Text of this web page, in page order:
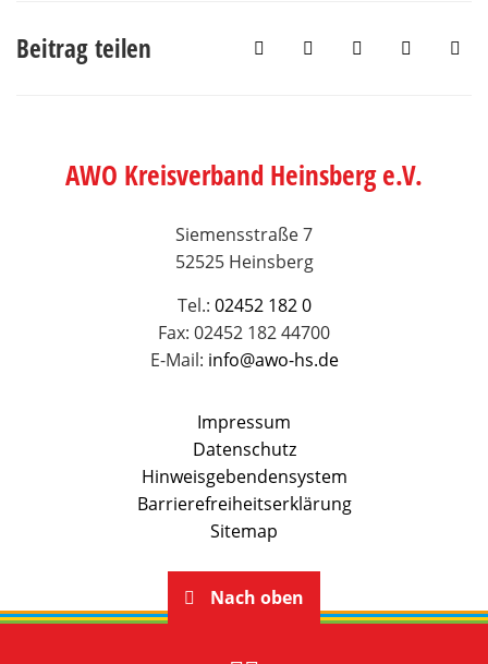
Beitrag teilen
AWO Kreisverband Heinsberg e.V.
Siemensstraße 7
52525 Heinsberg
Tel.: 02452 182 0
Fax: 02452 182 44700
E-Mail: info@awo-hs.de
Impressum
Datenschutz
Hinweisgebendensystem
Barrierefreiheitserklärung
Sitemap
Nach oben